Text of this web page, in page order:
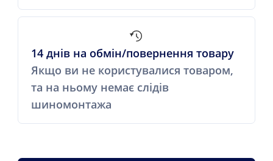
14 днів на обмін/повернення товару
Якщо ви не користувалися товаром,
та на ньому немає слідів
шиномонтажа